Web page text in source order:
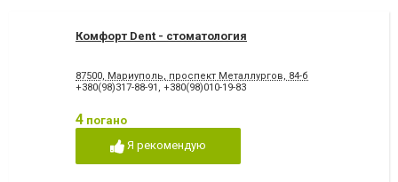
Комфорт Dent - стоматология
87500, Мариуполь, проспект Металлургов, 84-б
+380(98)317-88-91 , +380(98)010-19-83
4 погано
Я рекомендую